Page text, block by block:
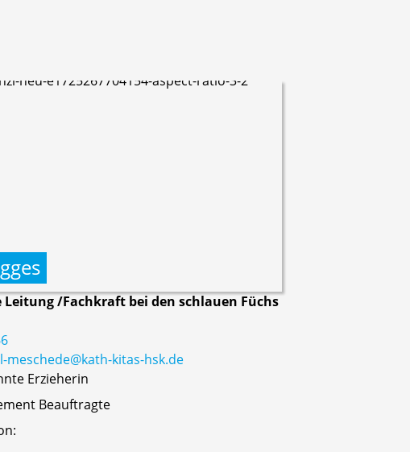
/Fachkraft bei den schlauen Füchs
meschede@kath-kitas-hsk.de
Erzieherin
Beauftragte